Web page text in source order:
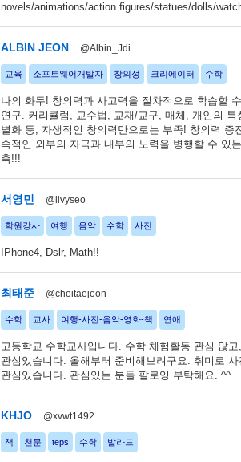
novels/animations/action figures/statues/dolls/
ALBIN JEON @Albin_Jdi
교육 소프트웨어개발자 창의성 크리에이터 수학
나의 화두! 창의력과 사고력을 절차적으로 학습할
연구. 커리큘럼, 교수법, 교재/교구, 매체, 개인의 특
별화 등, 자생적인 창의력만으로는 부족! 창의력 증
속적인 외부의 자극과 내부의 노력을 병행할 수 있
축!!!
서영민 @livyseo
학원강사 여행 음악 수학 사진
IPhone4, Dslr, Math!!
최태준 @choitaejoon
수학 교사 여행-사진-음악-영화-책 연애
고등학교 수학교사입니다. 수학 체험활동 관심 많
관심있습니다. 올해부터 준비해보려구요. 취미로
관심있습니다. 관심있는 분들 팔로잉 부탁해요. ^^
KHJO @xvwt1492
책 천문 teps 수학 발라드